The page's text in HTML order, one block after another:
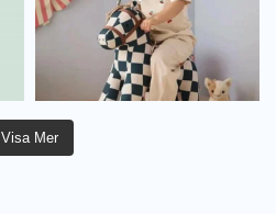
Visa Mer